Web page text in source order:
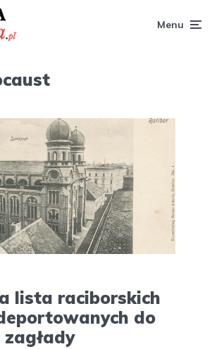
Menu
lista raciborskich
do